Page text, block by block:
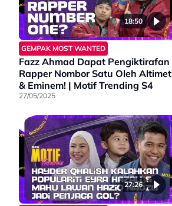
18:50
GEMPAK MOST WANTED
Fazz Ahmad Dapat Pengiktirafan
Rapper Nombor Satu Oleh Altimet
& Eminem! | Motif Trending S4
27/05/2025
27:26